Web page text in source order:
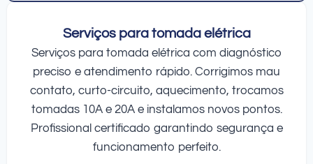
Serviços para tomada elétrica
Serviços para tomada elétrica com diagnóstico
preciso e atendimento rápido. Corrigimos mau
contato, curto-circuito, aquecimento, trocamos
tomadas 10A e 20A e instalamos novos pontos.
Profissional certificado garantindo segurança e
funcionamento perfeito.